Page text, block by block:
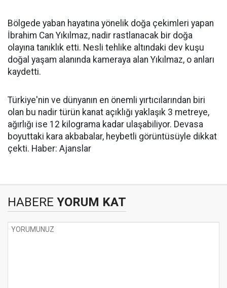
Bölgede yaban hayatına yönelik doğa çekimleri yapan
İbrahim Can Yıkılmaz, nadir rastlanacak bir doğa
olayına tanıklık etti. Nesli tehlike altındaki dev kuşu
doğal yaşam alanında kameraya alan Yıkılmaz, o anları
kaydetti.
Türkiye'nin ve dünyanın en önemli yırtıcılarından biri
olan bu nadir türün kanat açıklığı yaklaşık 3 metreye,
ağırlığı ise 12 kilograma kadar ulaşabiliyor. Devasa
boyuttaki kara akbabalar, heybetli görüntüsüyle dikkat
çekti. Haber: Ajanslar
HABERE YORUM KAT